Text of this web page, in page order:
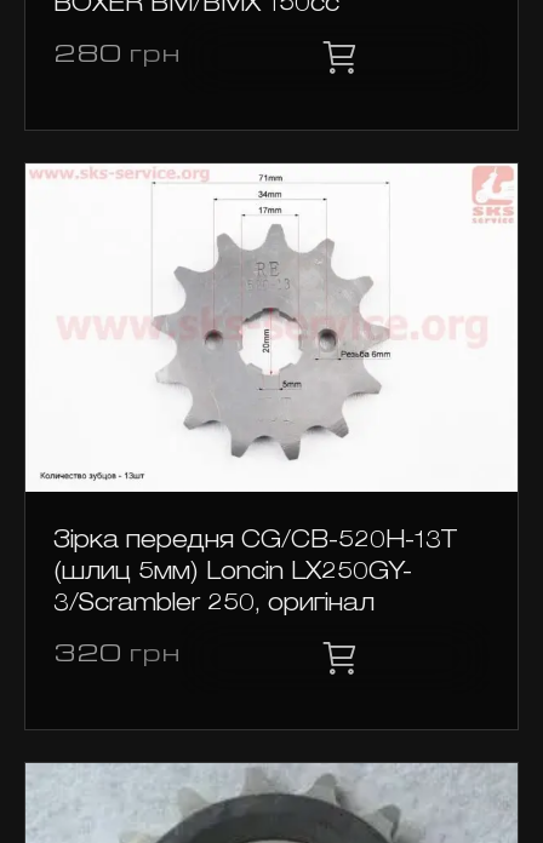
BOXER BM/ВМX 150cc
280 грн
Зірка передня CG/CB-520H-13T
(шлиц 5мм) Loncin LX250GY-
3/Scrambler 250, оригінал
320 грн